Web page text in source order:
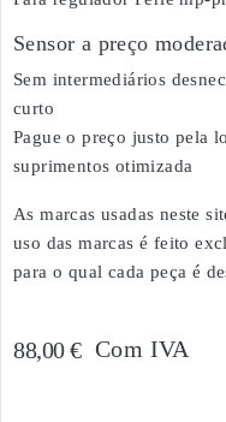
Sensor a preço
Sem intermediários
curto
Pague o preço justo pela
suprimentos otimizada
As marcas usadas neste
uso das marcas é feito
para o qual cada peça é
88,00 € Com IVA